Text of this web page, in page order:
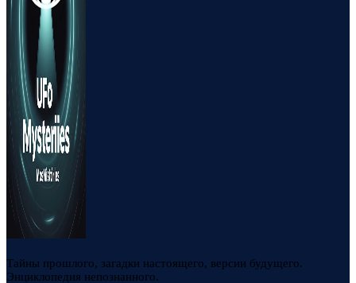
Тайны прошлого, загадки настоящего, версии будущего.
Энциклопедия непознанного.